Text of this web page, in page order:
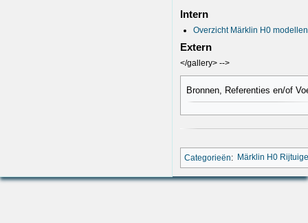
Intern
Overzicht Märklin H0
Extern
</gallery> -->
Bronnen, Referenties en/of
Categorieën: Märklin H0